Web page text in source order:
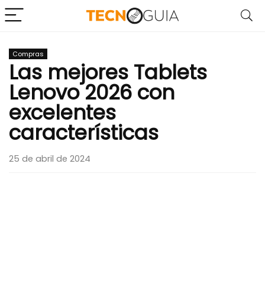
Compras
Las mejores Tablets
Lenovo 2026 con
excelentes
características
25 de abril de 2024